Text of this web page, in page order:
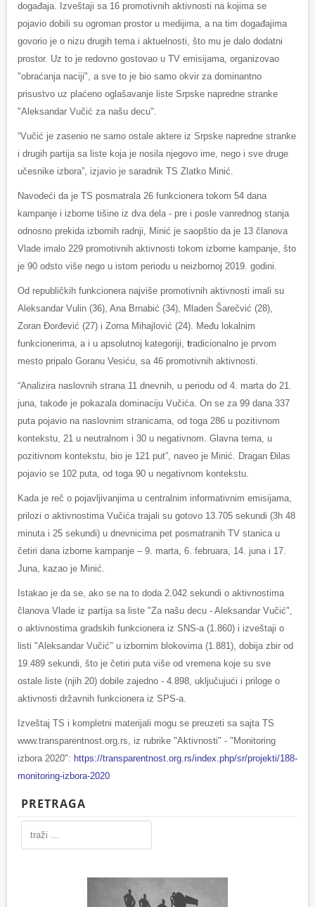
događaja. Izveštaji sa 16 promotivnih aktivnosti na kojima se
pojavio dobili su ogroman prostor u medijima, a na tim događajima
govorio je o nizu drugih tema i aktuelnosti, što mu je dalo dodatni
prostor. Uz to je redovno gostovao u TV emisijama, organizovao
"obraćanja naciji", a sve to je bio samo okvir za dominantno
prisustvo uz plaćeno oglašavanje liste Srpske napredne stranke
"Aleksandar Vučić za našu decu".
“Vučić je zasenio ne samo ostale aktere iz Srpske napredne stranke
i drugih partija sa liste koja je nosila njegovo ime, nego i sve druge
učesnike izbora”, izjavio je saradnik TS Zlatko Minić.
Navodeći da je TS posmatrala 26 funkcionera tokom 54 dana
kampanje i izborne tišine iz dva dela - pre i posle vanrednog stanja
odnosno prekida izbornih radnji, Minić je saopštio da je 13 članova
Vlade imalo 229 promotivnih aktivnosti tokom izborne kampanje, što
je 90 odsto više nego u istom periodu u neizbornoj 2019. godini.
Od republičkih funkcionera najviše promotivnih aktivnosti imali su
Aleksandar Vulin (36), Ana Brnabić (34), Mladen Šarečvić (28),
Zoran Đorđević (27) i Zorna Mihajlović (24). Među lokalnim
funkcionerima, a i u apsolutnoj kategoriji, tradicionalno je prvom
mesto pripalo Goranu Vesiću, sa 46 promotivnih aktivnosti.
“Analizira naslovnih strana 11 dnevnih, u periodu od 4. marta do 21.
juna, takođe je pokazala dominaciju Vučića. On se za 99 dana 337
puta pojavio na naslovnim stranicama, od toga 286 u pozitivnom
kontekstu, 21 u neutralnom i 30 u negativnom. Glavna tema, u
pozitivnom kontekstu, bio je 121 put”, naveo je Minić. Dragan Đilas
pojavio se 102 puta, od toga 90 u negativnom kontekstu.
Kada je reč o pojavljivanjima u centralnim informativnim emisijama,
prilozi o aktivnostima Vučića trajali su gotovo 13.705 sekundi (3h 48
minuta i 25 sekundi) u dnevnicima pet posmatranih TV stanica u
četiri dana izborne kampanje – 9. marta, 6. februara, 14. juna i 17.
Juna, kazao je Minić.
Istakao je da se, ako se na to doda 2.042 sekundi o aktivnostima
članova Vlade iz partija sa liste "Za našu decu - Aleksandar Vučić",
o aktivnostima gradskih funkcionera iz SNS-a (1.860) i izveštaji o
listi "Aleksandar Vučić" u izbornim blokovima (1.881), dobija zbir od
19.489 sekundi, što je četiri puta više od vremena koje su sve
ostale liste (njih 20) dobile zajedno - 4.898, uključujući i priloge o
aktivnosti državnih funkcionera iz SPS-a.
Izveštaj TS i kompletni materijali mogu se preuzeti sa sajta TS
www.transparentnost.org.rs, iz rubrike "Aktivnosti" - "Monitoring
izbora 2020": https://transparentnost.org.rs/index.php/sr/projekti/188-
monitoring-izbora-2020
PRETRAGA